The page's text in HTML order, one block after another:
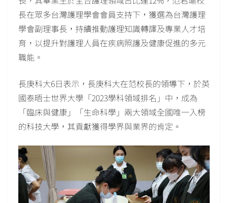
長在眾多台灣護理學會會員支持下，獲選為台灣護理
學會副理事長，持續推動護理知識轉譯及專業人才培
育，以提升對護理人員在疾病照護及健康促進的多元
職能。
長庚科大6日表示，長庚科大在范校長的領導下，於英
國泰晤士世界大學「2023學科領域排名」中，成為
「臨床與健康」「生命科學」兩大領域全國唯一入榜
的科技大學，其貢獻獲得學界與業界的肯定。